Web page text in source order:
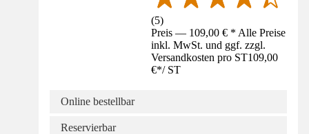
(5)
Preis — 109,00 € * Alle Preise
inkl. MwSt. und ggf. zzgl.
Versandkosten pro ST109,00
€*/ ST
Online bestellbar
Reservierbar